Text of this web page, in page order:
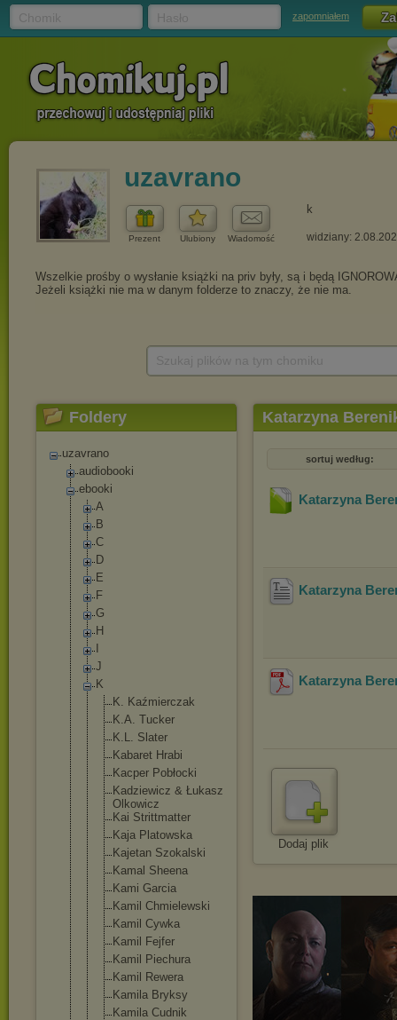
zapomniałem
uzavrano
Prezent Ulubiony Wiadomość
k
widziany:
Foldery
uzavrano
audiobooki
ebooki
A
B
C
D
E
F
G
H
J
K
K. Kaźmierczak
K.A. Tucker
K.L. Slater
Kabaret Hrabi
Kacper Pobłocki
Kadziewicz & Łukasz
Olkowicz
Kai Strittmatter
Kaja Platowska
Kajetan Szokalski
Kamal Sheena
Kami Garcia
Kamil Chmielewski
Kamil Cywka
Kamil Fejfer
Kamil Piechura
Kamil Rewera
Kamila Bryksy
Kamila Cudnik
Katarzyna
sortuj według:
Katarzyna
Katarzyna
Katarzyna
Dodaj plik